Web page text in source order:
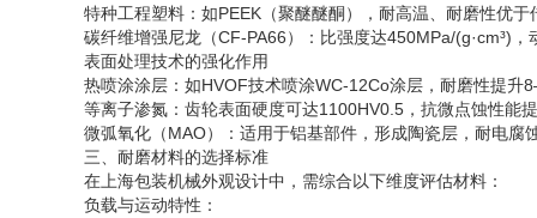
特种工程塑料：如PEEK（聚醚醚酮），耐高温、耐磨性优
碳纤维增强尼龙（CF-PA66）：比强度达450MPa/(g·cm³)
表面处理技术的强化作用
热喷涂涂层：如HVOF技术喷涂WC-12Co涂层，耐磨性提升
等离子渗氮：齿轮表面硬度可达1100HV0.5，抗微点蚀性能
微弧氧化（MAO）：适用于铝基部件，形成陶瓷层，耐电腐
三、耐磨材料的选择标准
在上海包装机械外观设计中，需综合以下维度评估材料：
负载与运动特性：